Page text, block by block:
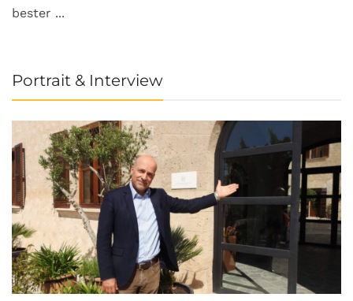
bester ...
Portrait & Interview